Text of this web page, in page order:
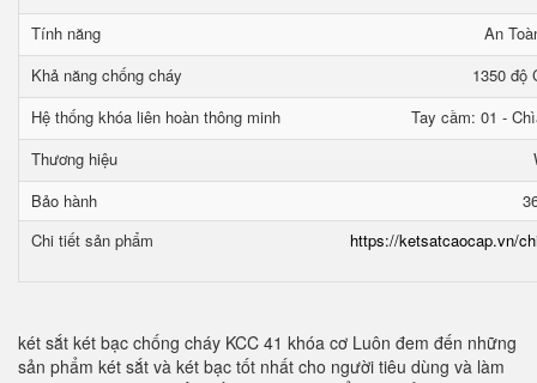
Tính năng
An
Khả năng chống cháy
1350 độ
Hệ thống khóa liên hoàn thông minh
Tay cầm: 01 -
Thương hiệu
Bảo hành
Chi tiết sản phẩm
https://ketsatcaocap.vn/
két sắt két bạc chống cháy KCC 41 khóa cơ Luôn đem đến những
sản phẩm két sắt và két bạc tốt nhất cho người tiêu dùng và làm